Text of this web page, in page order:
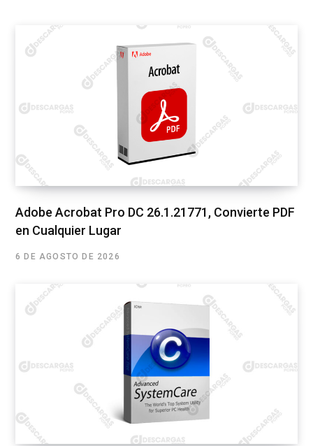
Adobe Acrobat Pro DC 26.1.21771, Convierte PDF
en Cualquier Lugar
6 DE AGOSTO DE 2026